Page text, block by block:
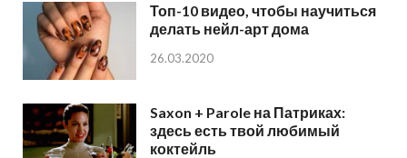
Топ-10 видео, чтобы научиться
делать нейл-арт дома
26.03.2020
Saxon + Parole на Патриках:
здесь есть твой любимый
коктейль